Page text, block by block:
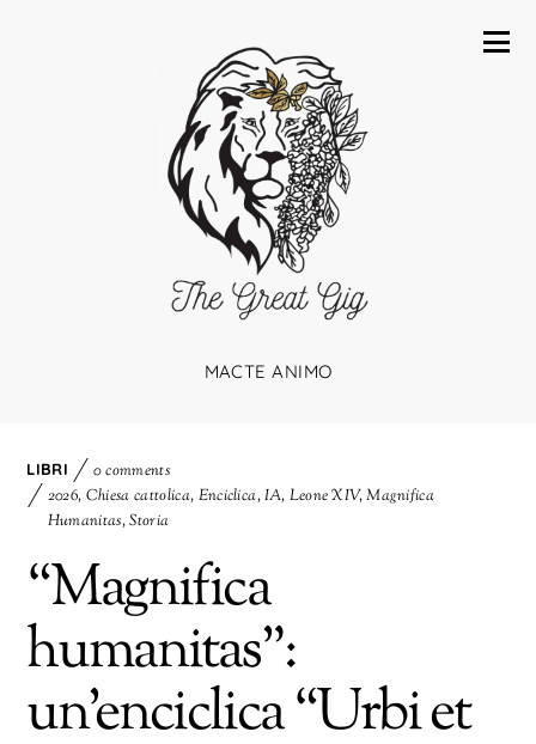
MACTE ANIMO
LIBRI
0 comments
2026, Chiesa cattolica, Enciclica,IA, Leone XIV,Magnifica
Humanitas,Storia
“Magnifica
humanitas”:
un’enciclica “Urbi et